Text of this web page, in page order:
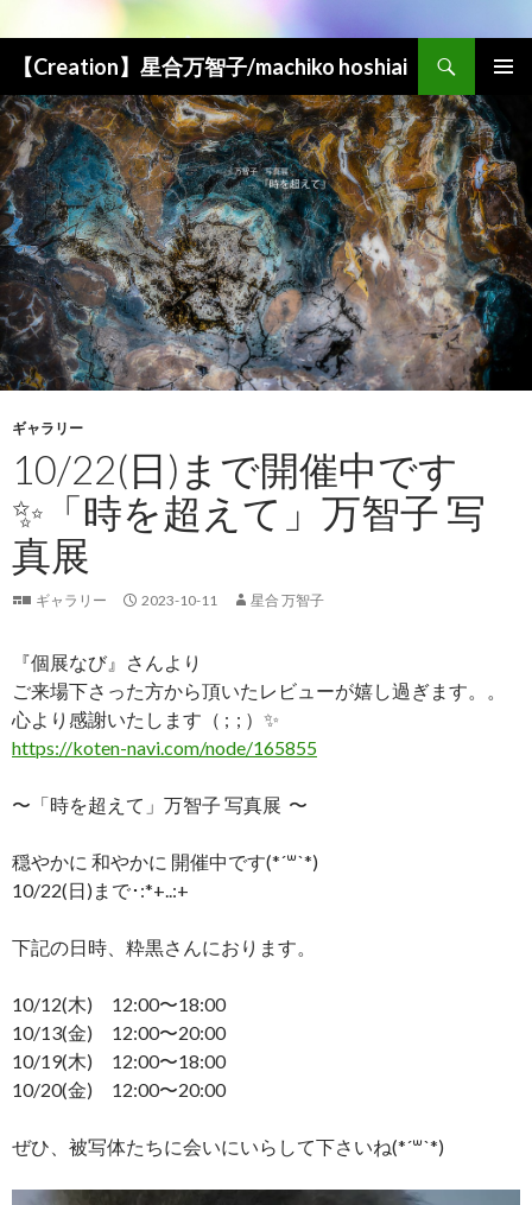
【Creation】星合万智子/machiko hoshiai
検索
メインメ
ニュー
ギャラリー
10/22(日)まで開催中です
✨「時を超えて」万智子 写
真展
ギャラリー 2023-10-11 星合 万智子
『個展なび』さんより
ご来場下さった方から頂いたレビューが嬉し過ぎます。。
心より感謝いたします（ ; ; ）✨
https://koten-navi.com/node/165855
〜「時を超えて」万智子 写真展 〜
穏やかに 和やかに 開催中です(*´꒳`*)
10/22(日)まで･:*+..:+
下記の日時、粋黒さんにおります。
10/12(木) 12:00〜18:00
10/13(金) 12:00〜20:00
10/19(木) 12:00〜18:00
10/20(金) 12:00〜20:00
ぜひ、被写体たちに会いにいらして下さいね(*´꒳`*)